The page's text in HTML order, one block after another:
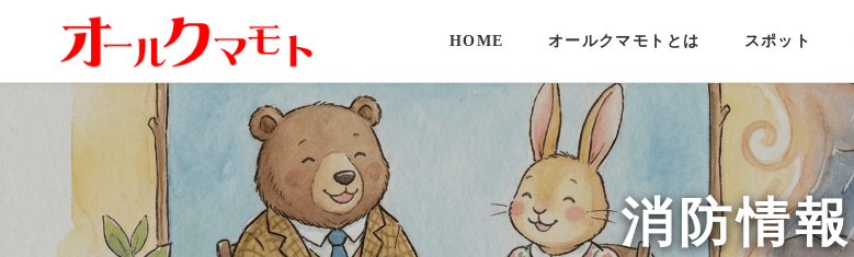
HOME オールクマモトとは スポット
消防情報